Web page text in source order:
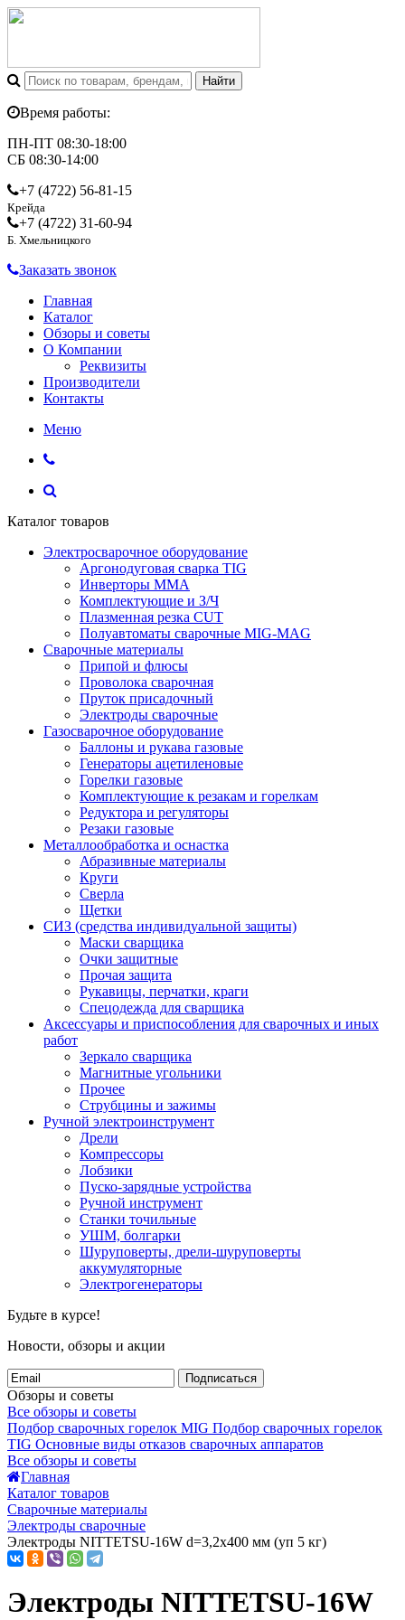
Время работы:
ПН-ПТ 08:30-18:00
СБ 08:30-14:00
+7 (4722) 56-81-15
Крейда
+7 (4722) 31-60-94
Б. Хмельницкого
Заказать звонок
Главная
Каталог
Обзоры и советы
О Компании
Реквизиты
Производители
Контакты
Меню
Каталог товаров
Электросварочное оборудование
Аргонодуговая сварка TIG
Инверторы ММА
Комплектующие и З/Ч
Плазменная резка CUT
Полуавтоматы сварочные MIG-MAG
Сварочные материалы
Припой и флюсы
Проволока сварочная
Пруток присадочный
Электроды сварочные
Газосварочное оборудование
Баллоны и рукава газовые
Генераторы ацетиленовые
Горелки газовые
Комплектующие к резакам и горелкам
Редуктора и регуляторы
Резаки газовые
Металлообработка и оснастка
Абразивные материалы
Круги
Сверла
Щетки
СИЗ (средства индивидуальной защиты)
Маски сварщика
Очки защитные
Прочая защита
Рукавицы, перчатки, краги
Спецодежда для сварщика
Аксессуары и приспособления для сварочных и иных
работ
Зеркало сварщика
Магнитные угольники
Прочее
Струбцины и зажимы
Ручной электроинструмент
Дрели
Компрессоры
Лобзики
Пуско-зарядные устройства
Ручной инструмент
Станки точильные
УШМ, болгарки
Шуруповерты, дрели-шуруповерты
аккумуляторные
Электрогенераторы
Будьте в курсе!
Новости, обзоры и акции
Подписаться
Обзоры и советы
Все обзоры и советы
Подбор сварочных горелок MIG Подбор сварочных горелок
TIG Основные виды отказов сварочных аппаратов
Все обзоры и советы
Главная
Каталог товаров
Сварочные материалы
Электроды сварочные
Электроды NITTETSU-16W d=3,2х400 мм (уп 5 кг)
Электроды NITTETSU-16W